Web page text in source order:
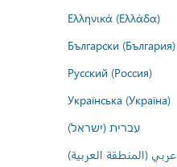
Ελληνικά (Ελλάδα)
Български (България)
Русский (Россия)
Українська (Україна)
עברית (ישראל)
عربي (المنطقة العربية)